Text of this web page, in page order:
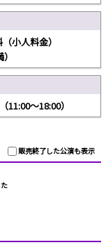
小人料金）
～18:00）
販売終了した公演も表示